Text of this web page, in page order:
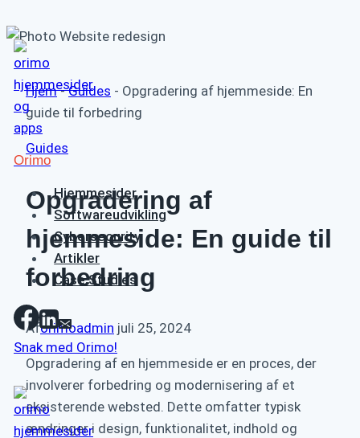
Fortsæt
til
indhold
Orimo
Hjemmesider
Softwareudvikling
Cybersecurity
Artikler
Case Studies
Snak med Orimo!
Hjem-Guides - Opgradering af hjemmeside: En
guide til forbedring
Guides
Opgradering af
hjemmeside: En guide til
forbedring
Aforimoadmin juli 25, 2024
Opgradering af en hjemmeside er en proces, der
involverer forbedring og modernisering af et
eksisterende websted. Dette omfatter typisk
ændringer i design, funktionalitet, indhold og